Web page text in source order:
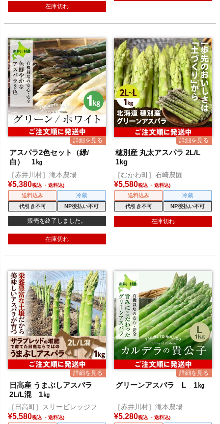
在庫切れ
アスパラ2色セット（緑/
白） 1㎏
［赤井川村］滝本農場
¥5,380税込
送料込み
冷蔵
代引き不可
NP後払い不可
販売を終了しました。
在庫切れ
穂別産 丸太アスパラ 2L/L
1kg
［むかわ町］石崎農園
¥5,580税込
送料込み
冷蔵
代引き不可
NP後払い不可
在庫切れ
日高産 うまぶしアスパラ
2L/L混 1㎏
［日高町］スリービレッジファ
ーム
¥5,580税込
グリーンアスパラ L 1㎏
［赤井川村］滝本農場
¥5,280税込